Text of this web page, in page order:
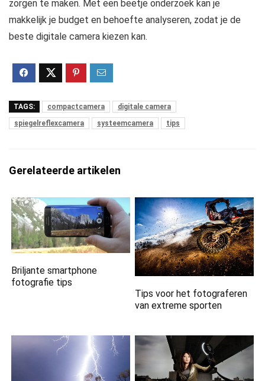
zorgen te maken. Met een beetje onderzoek kan je
makkelijk je budget en behoefte analyseren, zodat je de
beste digitale camera kiezen kan.
TAGS: compactcamera
digitale camera
spiegelreflexcamera
systeemcamera tips
Gerelateerde artikelen
Briljante smartphone
fotografie tips
Tips voor het fotograferen
van extreme sporten